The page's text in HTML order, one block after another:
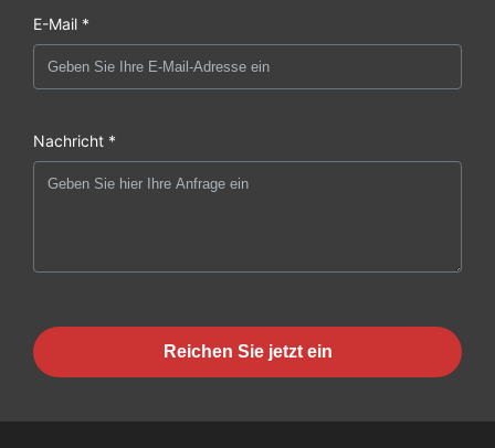
E-Mail *
Nachricht *
Reichen Sie jetzt ein